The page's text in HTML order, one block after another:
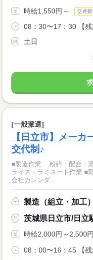
時給1,550円～ 交通費
08：30〜17：30 【
土日
[一般派遣]
【日立市】メー
交代制♪
■製造作業 粉砕・配合・
ライス・ラミネート作業 ■勤務条件 ・就業曜日 5日/週（月〜金、
会社カレンダ...
製造（組立・加工）
茨城県日立市/日立
時給2,000円～2,500円
08：00〜16：45 【